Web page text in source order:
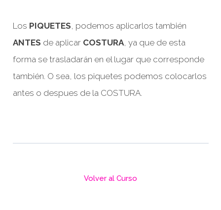
Los PIQUETES, podemos aplicarlos también
ANTES de aplicar COSTURA, ya que de esta
forma se trasladarán en el lugar que corresponde
también. O sea, los piquetes podemos colocarlos
antes o despues de la COSTURA.
Volver al Curso